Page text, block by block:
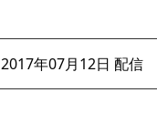
2017年07月12日 配信